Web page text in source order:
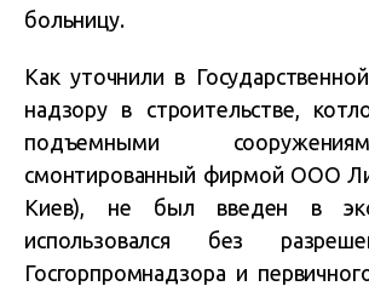
больницу.
Как уточнили в
надзору в строительстве,
подъемными
смонтированный фирмой ООО
Киев), не был введен в
использовался без
Госгорпромнадзора и